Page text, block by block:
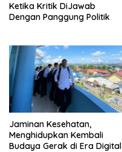
Ketika Kritik DiJawab
Dengan Panggung Politik
Jaminan Kesehatan,
Menghidupkan Kembali
Budaya Gerak di Era Digital